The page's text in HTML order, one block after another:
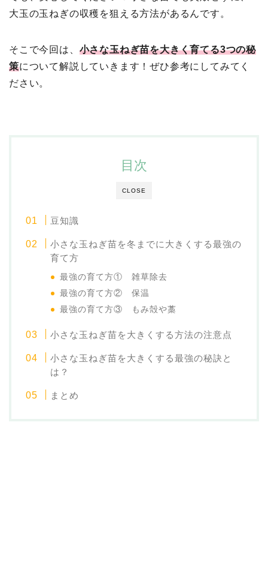
大玉の玉ねぎの収穫を狙える方法があるんです。
そこで今回は、 小さな玉ねぎ苗を大きく育てる3つの秘
策について解説していきます！ぜひ参考にしてみてく
ださい。
CLOSE
目次
豆知識
小さな玉ねぎ苗を冬までに大きくする最強の
育て方
最強の育て方① 雑草除去
最強の育て方② 保温
最強の育て方③ もみ殻や藁
小さな玉ねぎ苗を大きくする方法の注意点
小さな玉ねぎ苗を大きくする最強の秘訣と
は？
まとめ